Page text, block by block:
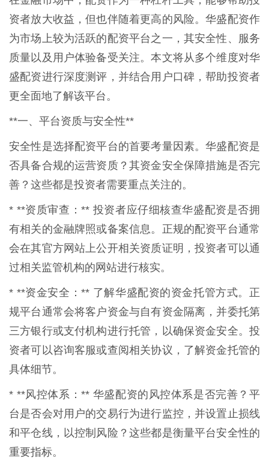
资者放大收益，但也伴随着更高的风险。华盛配资作
为市场上较为活跃的配资平台之一，其安全性、服务
质量以及用户体验备受关注。本文将从多个维度对华
盛配资进行深度测评，并结合用户口碑，帮助投资者
更全面地了解该平台。
**一、平台资质与安全性**
安全性是选择配资平台的首要考量因素。华盛配资是
否具备合规的运营资质？其资金安全保障措施是否完
善？这些都是投资者需要重点关注的。
* **资质审查：** 投资者应仔细核查华盛配资是否拥
有相关的金融牌照或备案信息。正规的配资平台通常
会在其官方网站上公开相关资质证明，投资者可以通
过相关监管机构的网站进行核实。
* **资金安全：** 了解华盛配资的资金托管方式。正
规平台通常会将客户资金与自有资金隔离，并委托第
三方银行或支付机构进行托管，以确保资金安全。投
资者可以咨询客服或查阅相关协议，了解资金托管的
具体细节。
* **风控体系：** 华盛配资的风控体系是否完善？平
台是否会对用户的交易行为进行监控，并设置止损线
和平仓线，以控制风险？这些都是衡量平台安全性的
重要指标。